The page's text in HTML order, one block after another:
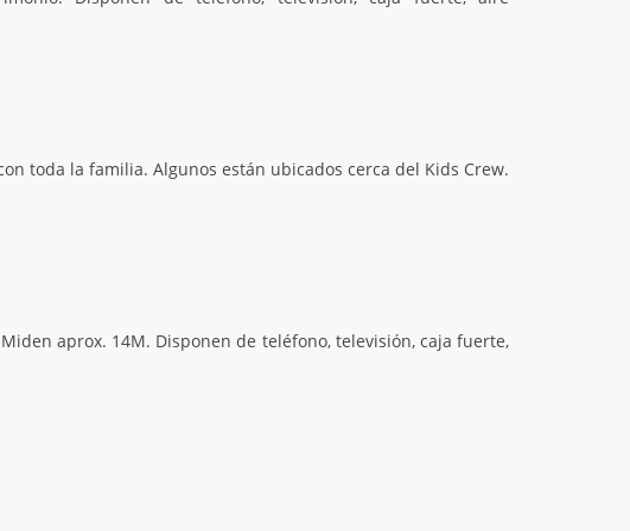
toda la familia. Algunos están ubicados cerca del Kids Crew.
aprox. 14M. Disponen de teléfono, televisión, caja fuerte,